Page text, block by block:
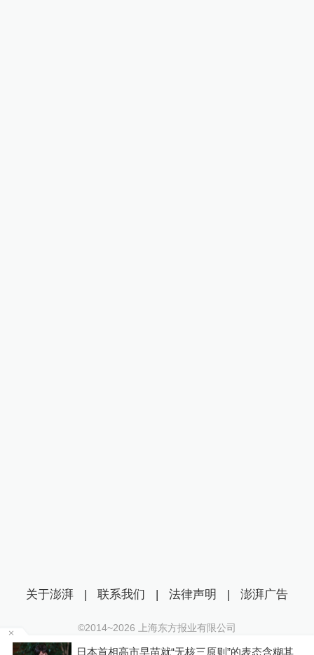
关于澎湃 | 联系我们 | 法律声明 | 澎湃广告
©2014~2026 上海东方报业有限公司
沪ICP证：沪B2-20170116 | 沪ICP备14003370号